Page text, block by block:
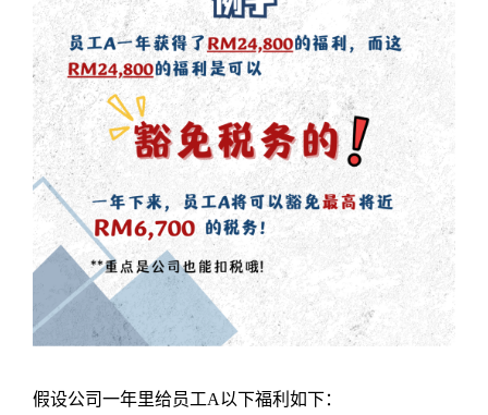
假设公司一年里给员工A以下福利如下：